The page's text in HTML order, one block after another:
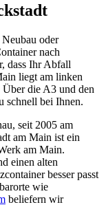
oder
nach
dass Ihr Abfall
liegt am linken
die A3 und den
schnell bei Ihnen.
seit 2005 am
am Main ist ein
am Main.
einen alten
besser passt
wie
beliefern wir